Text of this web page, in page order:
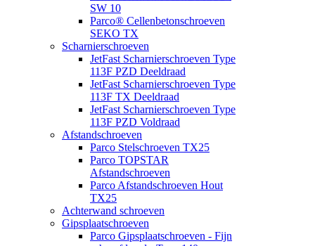
SW 10
Parco® Cellenbetonschroeven
SEKO TX
Scharnierschroeven
JetFast Scharnierschroeven Type
113F PZD Deeldraad
JetFast Scharnierschroeven Type
113F TX Deeldraad
JetFast Scharnierschroeven Type
113F PZD Voldraad
Afstandschroeven
Parco Stelschroeven TX25
Parco TOPSTAR
Afstandschroeven
Parco Afstandschroeven Hout
TX25
Achterwand schroeven
Gipsplaatschroeven
Parco Gipsplaatschroeven - Fijn